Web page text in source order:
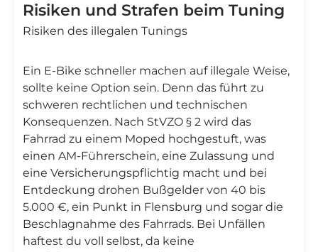
Risiken und Strafen beim Tuning
Risiken des illegalen Tunings
Ein E-Bike schneller machen auf illegale Weise,
sollte keine Option sein. Denn das führt zu
schweren rechtlichen und technischen
Konsequenzen. Nach StVZO § 2 wird das
Fahrrad zu einem Moped hochgestuft, was
einen AM-Führerschein, eine Zulassung und
eine Versicherungspflichtig macht und bei
Entdeckung drohen Bußgelder von 40 bis
5.000 €, ein Punkt in Flensburg und sogar die
Beschlagnahme des Fahrrads. Bei Unfällen
haftest du voll selbst, da keine